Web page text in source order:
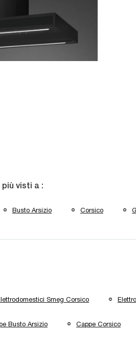
I più visti a :
Busto Arsizio Corsico
Smeg Corsico
Busto Arsizio Cappe Corsico